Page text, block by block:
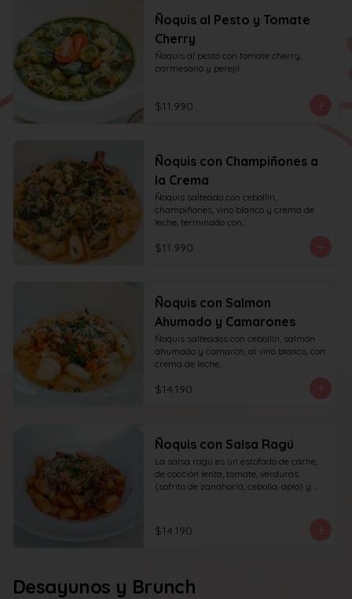
Ñoquis al Pesto y Tomate
Cherry
Ñoquis al pesto con tomate cherry,
parmesano y perejil.
$11.990
Ñoquis con Champiñones a
la Crema
Ñoquis salteado con cebollín,
champiñones, vino blanco y crema de
leche, terminado con
$11.990
Ñoquis con Salmon
Ahumado y Camarones
Ñoquis salteados con cebollín, salmón
ahumado y camarón, al vino blanco, con
crema de leche,
$14.190
Ñoquis con Salsa Ragú
La salsa ragú es un estofado de carne,
de cocción lenta, tomate, verduras
(sofrito de zanahoria, cebolla, apio) y
$14.190
Desayunos y Brunch